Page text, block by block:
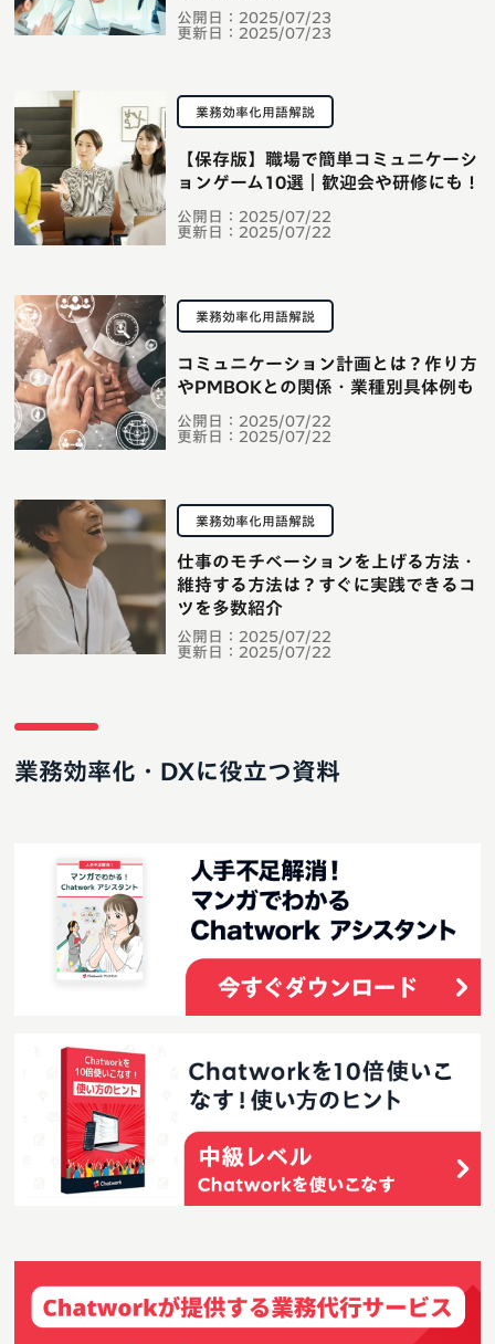
公開日： 2025/07/23
更新日： 2025/07/23
業務効率化用語解説
公開日： 2025/07/22
更新日： 2025/07/22
【保存版】職場で簡単コミュニケーシ
ョンゲーム10選｜歓迎会や研修にも！
業務効率化用語解説
公開日： 2025/07/22
更新日： 2025/07/22
コミュニケーション計画とは？作り方
やPMBOKとの関係・業種別具体例も
業務効率化用語解説
公開日： 2025/07/22
更新日： 2025/07/22
仕事のモチベーションを上げる方法・
維持する方法は？すぐに実践できるコ
ツを多数紹介
業務効率化・DXに役立つ資料